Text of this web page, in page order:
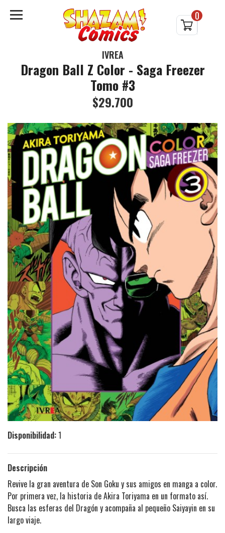
0
IVREA
Dragon Ball Z Color - Saga Freezer
Tomo #3
$29.700
Disponibilidad:1
Descripción
Revive la gran aventura de Son Goku y sus amigos en manga a color.
Por primera vez, la historia de Akira Toriyama en un formato así.
Busca las esferas del Dragón y acompaña al pequeño Saiyayin en su
largo viaje.